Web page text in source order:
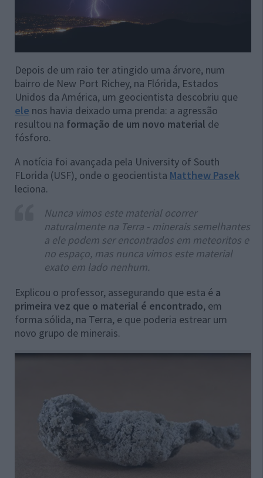
Depois de um raio ter atingido uma árvore, num
bairro de New Port Richey, na Flórida, Estados
Unidos da América, um geocientista descobriu que
ele nos havia deixado uma prenda: a agressão
resultou na formação de um novo material de
fósforo.
A notícia foi avançada pela University of South
FLorida (USF), onde o geocientista Matthew Pasek
leciona.
Nunca vimos este material ocorrer
naturalmente na Terra - minerais semelhantes
a ele podem ser encontrados em meteoritos e
no espaço, mas nunca vimos este material
exato em lado nenhum.
Explicou o professor, assegurando que esta é a
primeira vez que o material é encontrado, em
forma sólida, na Terra, e que poderia estrear um
novo grupo de minerais.